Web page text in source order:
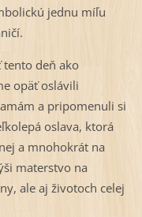
jednu míľu
deň ako
opäť oslávili
a pripomenuli si
oslava, ktorá
a mnohokrát na
materstvo na
ale aj životoch celej